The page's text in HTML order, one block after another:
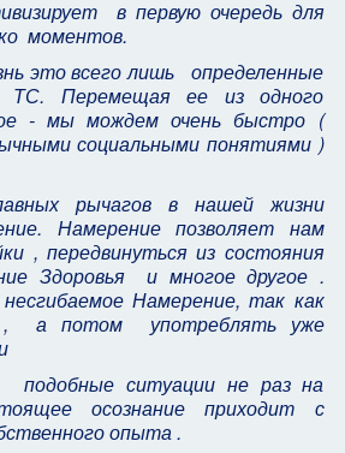
в первую очередь для
моментов.
это всего лишь определенные
ТС. Перемещая ее из одного
- мы мождем очень быстро (
социальными понятиями )
рычагов в нашей жизни
Намерение позволяет нам
, передвинуться из состояния
Здоровья и многое другое .
Намерение, так как
, а потом употреблять уже
подобные ситуации не раз на
осознание приходит с
опыта .